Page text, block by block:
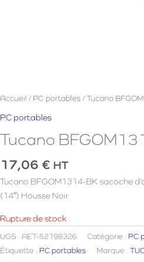
Accueil / PC portables / Tucano
PC portables
Tucano
17,06 € HT
Tucano BFGOM1314-BK sacoche
(14″) Housse Noir
Rupture de stock
UGS : AET-52198326 Catégorie : PC
Étiquette : PC portables Marque :